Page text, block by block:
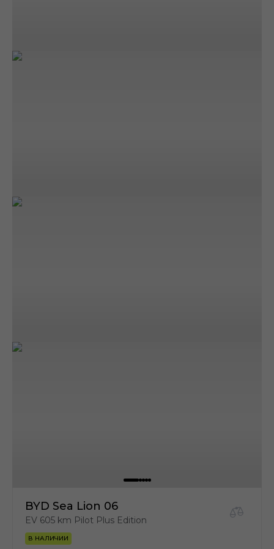
BYD Sea Lion 06
EV 605 km Pilot Plus Edition
В НАЛИЧИИ